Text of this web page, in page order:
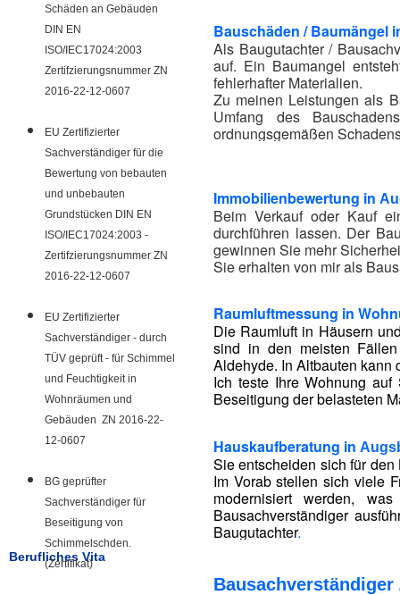
Bauschäden / Baumängel
Als Baugutachter /
auf. Ein Baumangel
fehlerhafter Materialien.
Zu meinen Leistungen als
Umfang des
ordnungsgemäßen
Immobilienbewertung in
Beim Verkauf oder Kauf
durchführen lassen. Der
gewinnen Sie mehr
Sie erhalten von mir als
Raumluftmessung in
Die Raumluft in Häusern
sind in den meisten Fällen
Aldehyde. In Altbauten kann
Ich teste Ihre Wohnung
Beseitigung der belasteten
Berufliches Vita
Schäden an Gebäuden
DIN EN
ISO/IEC17024:2003
Zertifzierungsnummer ZN
2016-22-12-0607
EU Zertifizierter
Sachverständiger für die
Bewertung von bebauten
und unbebauten
Grundstücken DIN EN
ISO/IEC17024:2003 -
Zertifzierungsnummer ZN
2016-22-12-0607
EU Zertifizierter
Sachverständiger - durch
TÜV geprüft - für Schimmel
und Feuchtigkeit in
Wohnräumen und
Gebäuden ZN 2016-22-
12-0607
BG geprüfter
Sachverständiger für
Beseitigung von
Schimmelschden.
(Zertifikat)
Hauskaufberatung in
Sie entscheiden sich für
Im Vorab stellen sich viele
modernisiert werden,
Bausachverständiger
Baugutachter.